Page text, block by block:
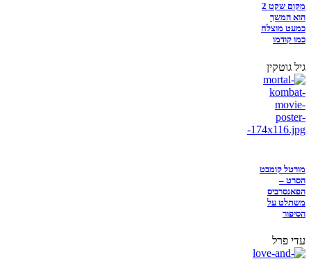
מקום שקט 2
הוא המשך
כמעט מוצלח
כמו קודמו
גיל גוטקין
מורטל קומבט
הסרט –
הפאנסרביס
משתלט על
הסיפור
עדי פרל